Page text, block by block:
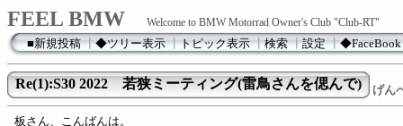
FEEL BMW Welcome to BMW Motorrad Owner's Club "Club-RT"
■新規投稿┃◆ツリー表示┃トピック表示┃検索┃設定┃◆FaceBook
Re(1):S30 2022 若狭ミーティング(雷鳥さんを偲んで) げん
板さん、こんばんは。